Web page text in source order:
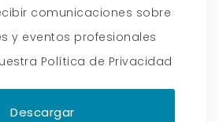
comunicaciones sobre
y eventos profesionales
Política de Privacidad
Descargar